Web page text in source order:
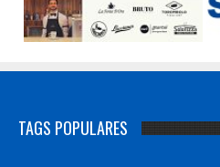
TAGS POPULARES